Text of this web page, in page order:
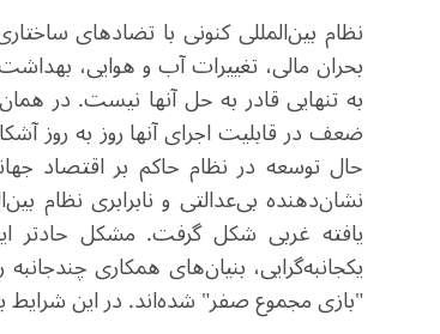
نظام بین‌المللی کنونی با تضادهای
بحران مالی، تغییرات آب و هوایی،
به تنهایی قادر به حل آنها نیست. در
ضعف در قابلیت اجرای آنها روز به ‌روز
حال توسعه در نظام حاکم بر اقتصاد
نشان‌دهنده بی‌عدالتی و نابرابری
‌یافته غربی شکل گرفت. مشکل حادتر
یکجانبه‌گرایی، بنیان‌های همکاری
"بازی مجموع صفر" شده‌اند. در این شرایط